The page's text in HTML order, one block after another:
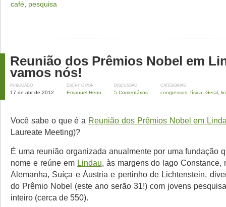
café, pesquisa
Reunião dos Prêmios Nobel em
vamos nós!
PUBLICADO
17 de abr de 2012
ESCRITO POR
Emanuel Henn
DISCUSSÃO
5 Comentários
CATEGORIAS
congressos física Geral
Você sabe o que é a Reunião dos Prêmios Nobel em
Laureate Meeting)?
É uma reunião organizada anualmente por uma fundação
nome e reúne em Lindau, às margens do lago Constance,
Alemanha, Suíça e Áustria e pertinho de Lichtenstein,
do Prêmio Nobel (este ano serão 31!) com jovens
inteiro (cerca de 550).